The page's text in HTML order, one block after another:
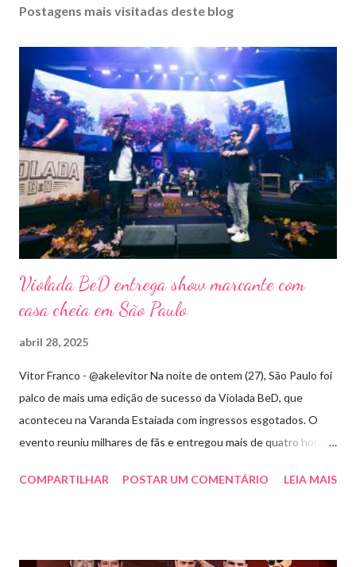
Postagens mais visitadas deste blog
Violada BeD entrega show marcante com
casa cheia em São Paulo
abril 28, 2025
Vitor Franco - @akelevitor Na noite de ontem (27), São Paulo foi
palco de mais uma edição de sucesso da Violada BeD, que
aconteceu na Varanda Estaiada com ingressos esgotados. O
evento reuniu milhares de fãs e entregou mais de quatro horas
de hits, Bruninho & Davi incendiaram o palco e contaram com
COMPARTILHAR POSTAR UM COMENTÁRIO LEIA MAIS